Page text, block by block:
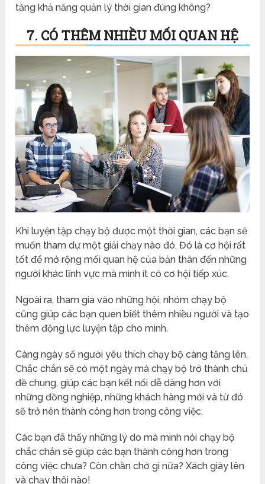
tăng khả năng quản lý thời gian đúng không?
7. CÓ THÊM NHIỀU MỐI QUAN HỆ
Khi luyện tập chạy bộ được một thời gian, các bạn sẽ
muốn tham dự một giải chạy nào đó. Đó là cơ hội rất
tốt để mở rộng mối quan hệ của bản thân đến những
người khác lĩnh vực mà mình ít có cơ hội tiếp xúc.
Ngoài ra, tham gia vào những hội, nhóm chạy bộ
cũng giúp các bạn quen biết thêm nhiều người và tạo
thêm động lực luyện tập cho mình.
Càng ngày số người yêu thích chạy bộ càng tăng lên.
Chắc chắn sẽ có một ngày mà chạy bộ trở thành chủ
đề chung, giúp các bạn kết nối dễ dàng hơn với
những đồng nghiệp, những khách hàng mới và từ đó
sẽ trở nên thành công hơn trong công việc.
Các bạn đã thấy những lý do mà mình nói chạy bộ
chắc chắn sẽ giúp các bạn thành công hơn trong
công việc chưa? Còn chần chờ gì nữa? Xách giày lên
và chạy thôi nào!